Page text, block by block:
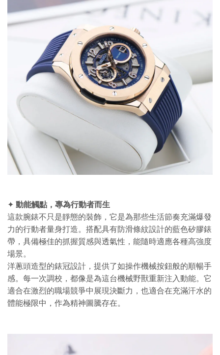
✦ 動能觸點，專為行動者而生
這款腕錶不只是靜態的裝飾，它是為那些生活節奏充滿爆發
力的行動者量身打造。搭配具有防滑條紋設計的藍色矽膠錶
帶，具備極佳的抓握質感與透氣性，能隨時適應各種高強度
場景。
洋蔥頭造型的錶冠設計，提供了如操作機械按鈕般的順暢手
感。每一次調校，都像是為這台機械野獸重新注入動能。它
適合在激烈的職場競爭中展現決斷力，也適合在充滿汗水的
體能極限中，作為精神圖騰存在。